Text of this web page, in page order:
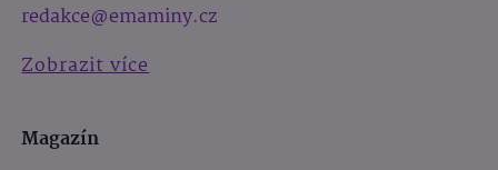
redakce@emaminy.cz
Zobrazit více
Magazín